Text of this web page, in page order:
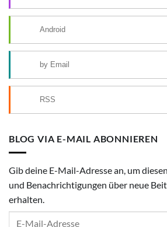
Android
by Email
RSS
BLOG VIA E-MAIL ABONNIEREN
Gib deine E-Mail-Adresse an, um
und Benachrichtigungen über neue
erhalten.